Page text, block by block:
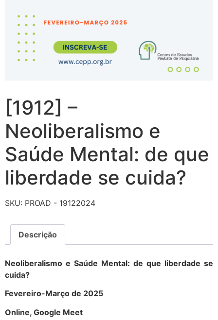
[1912] –
Neoliberalismo e
Saúde Mental: de que
liberdade se cuida?
SKU: PROAD - 19122024
Descrição
Neoliberalismo e Saúde Mental: de que liberdade se
cuida?
Fevereiro-Março de 2025
Online, Google Meet